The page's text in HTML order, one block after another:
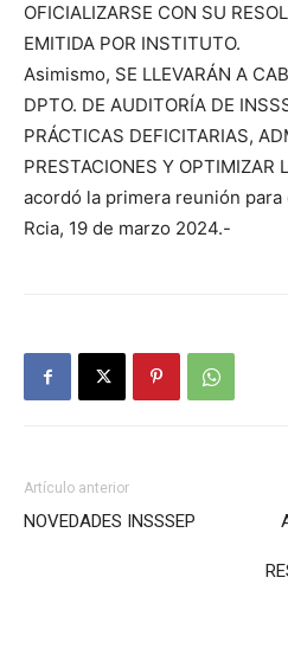
OFICIALIZARSE CON SU
EMITIDA POR INSTITUTO.
Asimismo, SE LLEVARÁN A
DPTO. DE AUDITORÍA DE
PRÁCTICAS DEFICITARIAS,
PRESTACIONES Y OPTIMIZAR
acordó la primera reunión
Rcia, 19 de marzo 2024.-
Artículo anterior
NOVEDADES INSSSEP